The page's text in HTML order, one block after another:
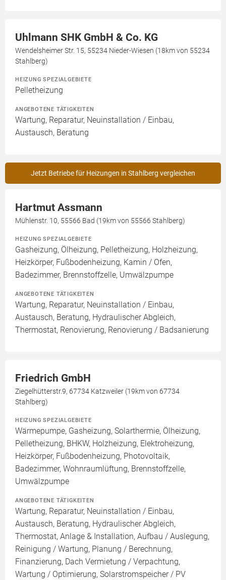
Uhlmann SHK GmbH & Co. KG
Wendelsheimer Str. 15, 55234 Nieder-Wiesen (18km von 55234
Stahlberg)
HEIZUNG SPEZIALGEBIETE
Pelletheizung
ANGEBOTENE TÄTIGKEITEN
Wartung, Reparatur, Neuinstallation / Einbau,
Austausch, Beratung
Jetzt Betriebe für Heizungen in Stahlberg vergleichen
Hartmut Assmann
Mühlenstr. 10, 55566 Bad (19km von 55566 Stahlberg)
HEIZUNG SPEZIALGEBIETE
Gasheizung, Ölheizung, Pelletheizung, Holzheizung,
Heizkörper, Fußbodenheizung, Kamin / Ofen,
Badezimmer, Brennstoffzelle, Umwälzpumpe
ANGEBOTENE TÄTIGKEITEN
Wartung, Reparatur, Neuinstallation / Einbau,
Austausch, Beratung, Hydraulischer Abgleich,
Thermostat, Renovierung, Renovierung / Badsanierung
Friedrich GmbH
Ziegelhütterstr.9, 67734 Katzweiler (19km von 67734
Stahlberg)
HEIZUNG SPEZIALGEBIETE
Wärmepumpe, Gasheizung, Solarthermie, Ölheizung,
Pelletheizung, BHKW, Holzheizung, Elektroheizung,
Heizkörper, Fußbodenheizung, Photovoltaik,
Badezimmer, Wohnraumlüftung, Brennstoffzelle,
Umwälzpumpe
ANGEBOTENE TÄTIGKEITEN
Wartung, Reparatur, Neuinstallation / Einbau,
Austausch, Beratung, Hydraulischer Abgleich,
Thermostat, Anlage & Installation, Aufbau / Auslegung,
Reinigung / Wartung, Planung / Berechnung,
Finanzierung, Dach Vermietung / Verpachtung,
Wartung / Optimierung, Solarstromspeicher / PV